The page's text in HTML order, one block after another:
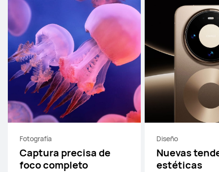
Fotografía
Captura precisa de
foco completo
Diseño
Nuevas
estéticas